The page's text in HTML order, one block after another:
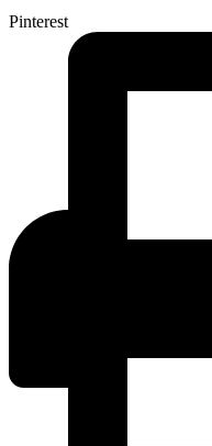
Pinterest